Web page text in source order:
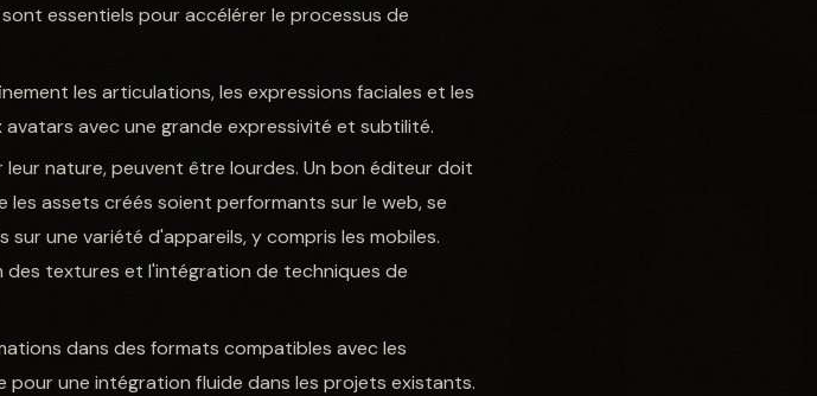
essentiels pour accélérer le processus de
les articulations, les expressions faciales et les
avec une grande expressivité et subtilité.
leur nature, peuvent être lourdes. Un bon éditeur doit
assets créés soient performants sur le web, se
une variété d'appareils, y compris les mobiles.
des textures et l'intégration de techniques de
dans des formats compatibles avec les
pour une intégration fluide dans les projets existants.